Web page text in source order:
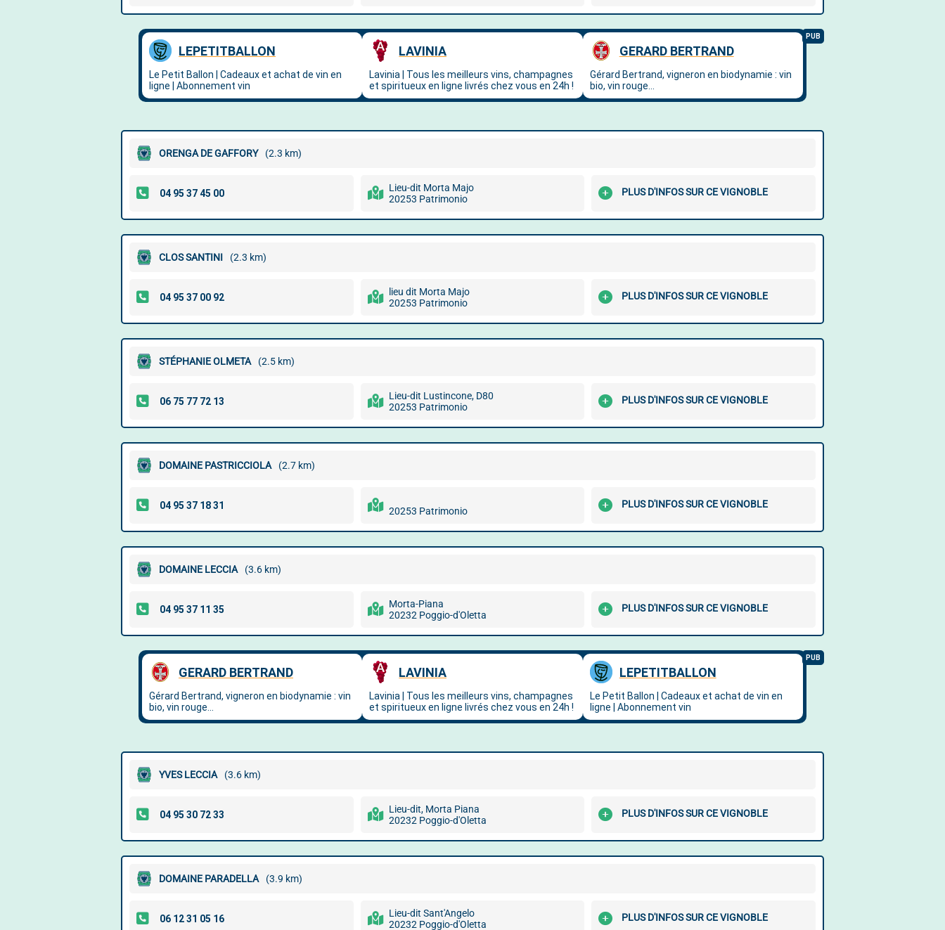
ORENGA DE GAFFORY (2.3 km)
Lieu-dit Morta Majo
20253 Patrimonio
PLUS D'INFOS SUR CE VIGNOBLE
CLOS SANTINI (2.3 km)
lieu dit Morta Majo
20253 Patrimonio
PLUS D'INFOS SUR CE VIGNOBLE
STÉPHANIE OLMETA (2.5 km)
Lieu-dit Lustincone, D80
20253 Patrimonio
PLUS D'INFOS SUR CE VIGNOBLE
DOMAINE PASTRICCIOLA (2.7 km)
20253 Patrimonio
PLUS D'INFOS SUR CE VIGNOBLE
DOMAINE LECCIA (3.6 km)
Morta-Piana
20232 Poggio-d'Oletta
PLUS D'INFOS SUR CE VIGNOBLE
YVES LECCIA (3.6 km)
Lieu-dit, Morta Piana
20232 Poggio-d'Oletta
PLUS D'INFOS SUR CE VIGNOBLE
DOMAINE PARADELLA (3.9 km)
Lieu-dit Sant'Angelo
20232 Poggio-d'Oletta
PLUS D'INFOS SUR CE VIGNOBLE